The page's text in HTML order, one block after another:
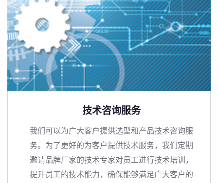
技术咨询服务
我们可以为广大客户提供选型和产品技术咨询服
务。为了更好的为客户提供技术服务，我们定期
邀请品牌厂家的技术专家对员工进行技术培训，
提升员工的技术能力，确保能够满足广大客户的